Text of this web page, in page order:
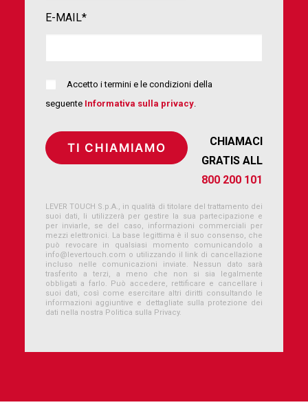
E-MAIL*
Accetto i termini e le condizioni della
seguente Informativa sulla privacy.
CHIAMACI
GRATIS ALL
800 200 101
LEVER TOUCH S.p.A., in qualità di titolare del trattamento dei
suoi dati, li utilizzerà per gestire la sua partecipazione e
per inviarle, se del caso, informazioni commerciali per
mezzi elettronici. La base legittima è il suo consenso, che
può revocare in qualsiasi momento comunicandolo a
info@levertouch.com o utilizzando il link di cancellazione
incluso nelle comunicazioni inviate. Nessun dato sarà
trasferito a terzi, a meno che non si sia legalmente
obbligati a farlo. Può accedere, rettificare e cancellare i
suoi dati, così come esercitare altri diritti consultando le
informazioni aggiuntive e dettagliate sulla protezione dei
dati nella nostra Politica sulla Privacy.